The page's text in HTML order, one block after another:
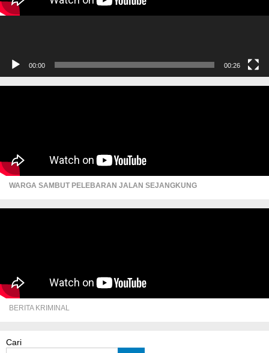
00:00 00:26
WARGA SAMBUT PELEBARAN JALAN SEJANGKUNG
BERITA KRIMINAL
Cari